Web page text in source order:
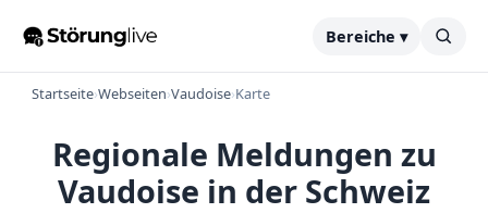
Bereiche ▾
Startseite›Webseiten›Vaudoise›Karte
Regionale Meldungen zu
Vaudoise in der Schweiz